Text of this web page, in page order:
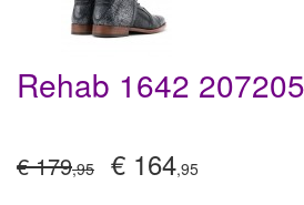
Rehab 1642
€ 179,95 € 164,95